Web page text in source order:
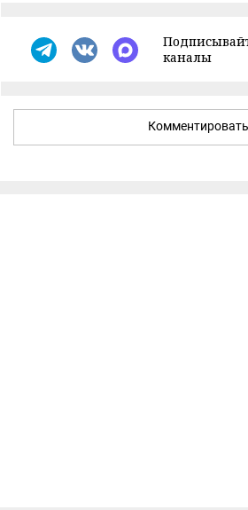
каналы
Комментировать